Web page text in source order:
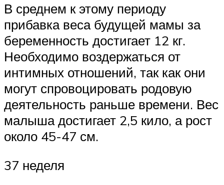
В среднем к этому периоду
прибавка веса будущей мамы за
беременность достигает 12 кг.
Необходимо воздержаться от
интимных отношений, так как они
могут спровоцировать родовую
деятельность раньше времени. Вес
малыша достигает 2,5 кило, а рост
около 45-47 см.
37 неделя